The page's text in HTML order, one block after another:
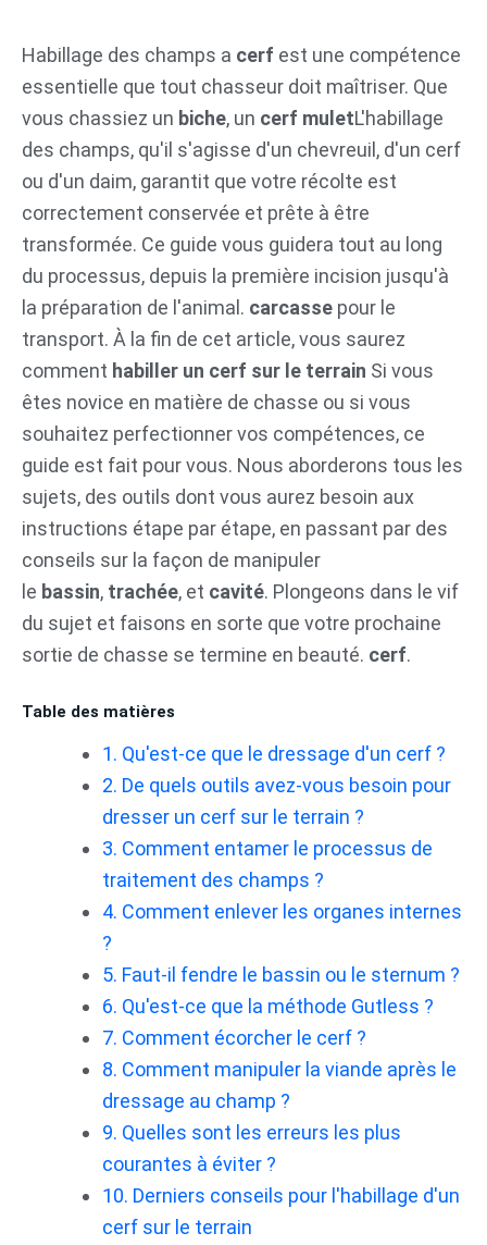
contenu
Habillage des champs a cerf est une compétence
essentielle que tout chasseur doit maîtriser. Que
vous chassiez un biche, un cerf muletL'habillage
des champs, qu'il s'agisse d'un chevreuil, d'un cerf
ou d'un daim, garantit que votre récolte est
correctement conservée et prête à être
transformée. Ce guide vous guidera tout au long
du processus, depuis la première incision jusqu'à
la préparation de l'animal. carcasse pour le
transport. À la fin de cet article, vous saurez
comment habiller un cerf sur le terrain Si vous
êtes novice en matière de chasse ou si vous
souhaitez perfectionner vos compétences, ce
guide est fait pour vous. Nous aborderons tous les
sujets, des outils dont vous aurez besoin aux
instructions étape par étape, en passant par des
conseils sur la façon de manipuler
le bassin, trachée, et cavité. Plongeons dans le vif
du sujet et faisons en sorte que votre prochaine
sortie de chasse se termine en beauté. cerf.
Table des matières
1. Qu'est-ce que le dressage d'un cerf ?
2. De quels outils avez-vous besoin pour
dresser un cerf sur le terrain ?
3. Comment entamer le processus de
traitement des champs ?
4. Comment enlever les organes internes
?
5. Faut-il fendre le bassin ou le sternum ?
6. Qu'est-ce que la méthode Gutless ?
7. Comment écorcher le cerf ?
8. Comment manipuler la viande après le
dressage au champ ?
9. Quelles sont les erreurs les plus
courantes à éviter ?
10. Derniers conseils pour l'habillage d'un
cerf sur le terrain